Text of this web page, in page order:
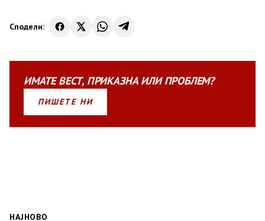
Сподели:
ИМАТЕВЕСТ, ПРИКАЗНАИЛИПРОБЛЕМ?
ПИШЕТЕ НИ
НАЈНОВО